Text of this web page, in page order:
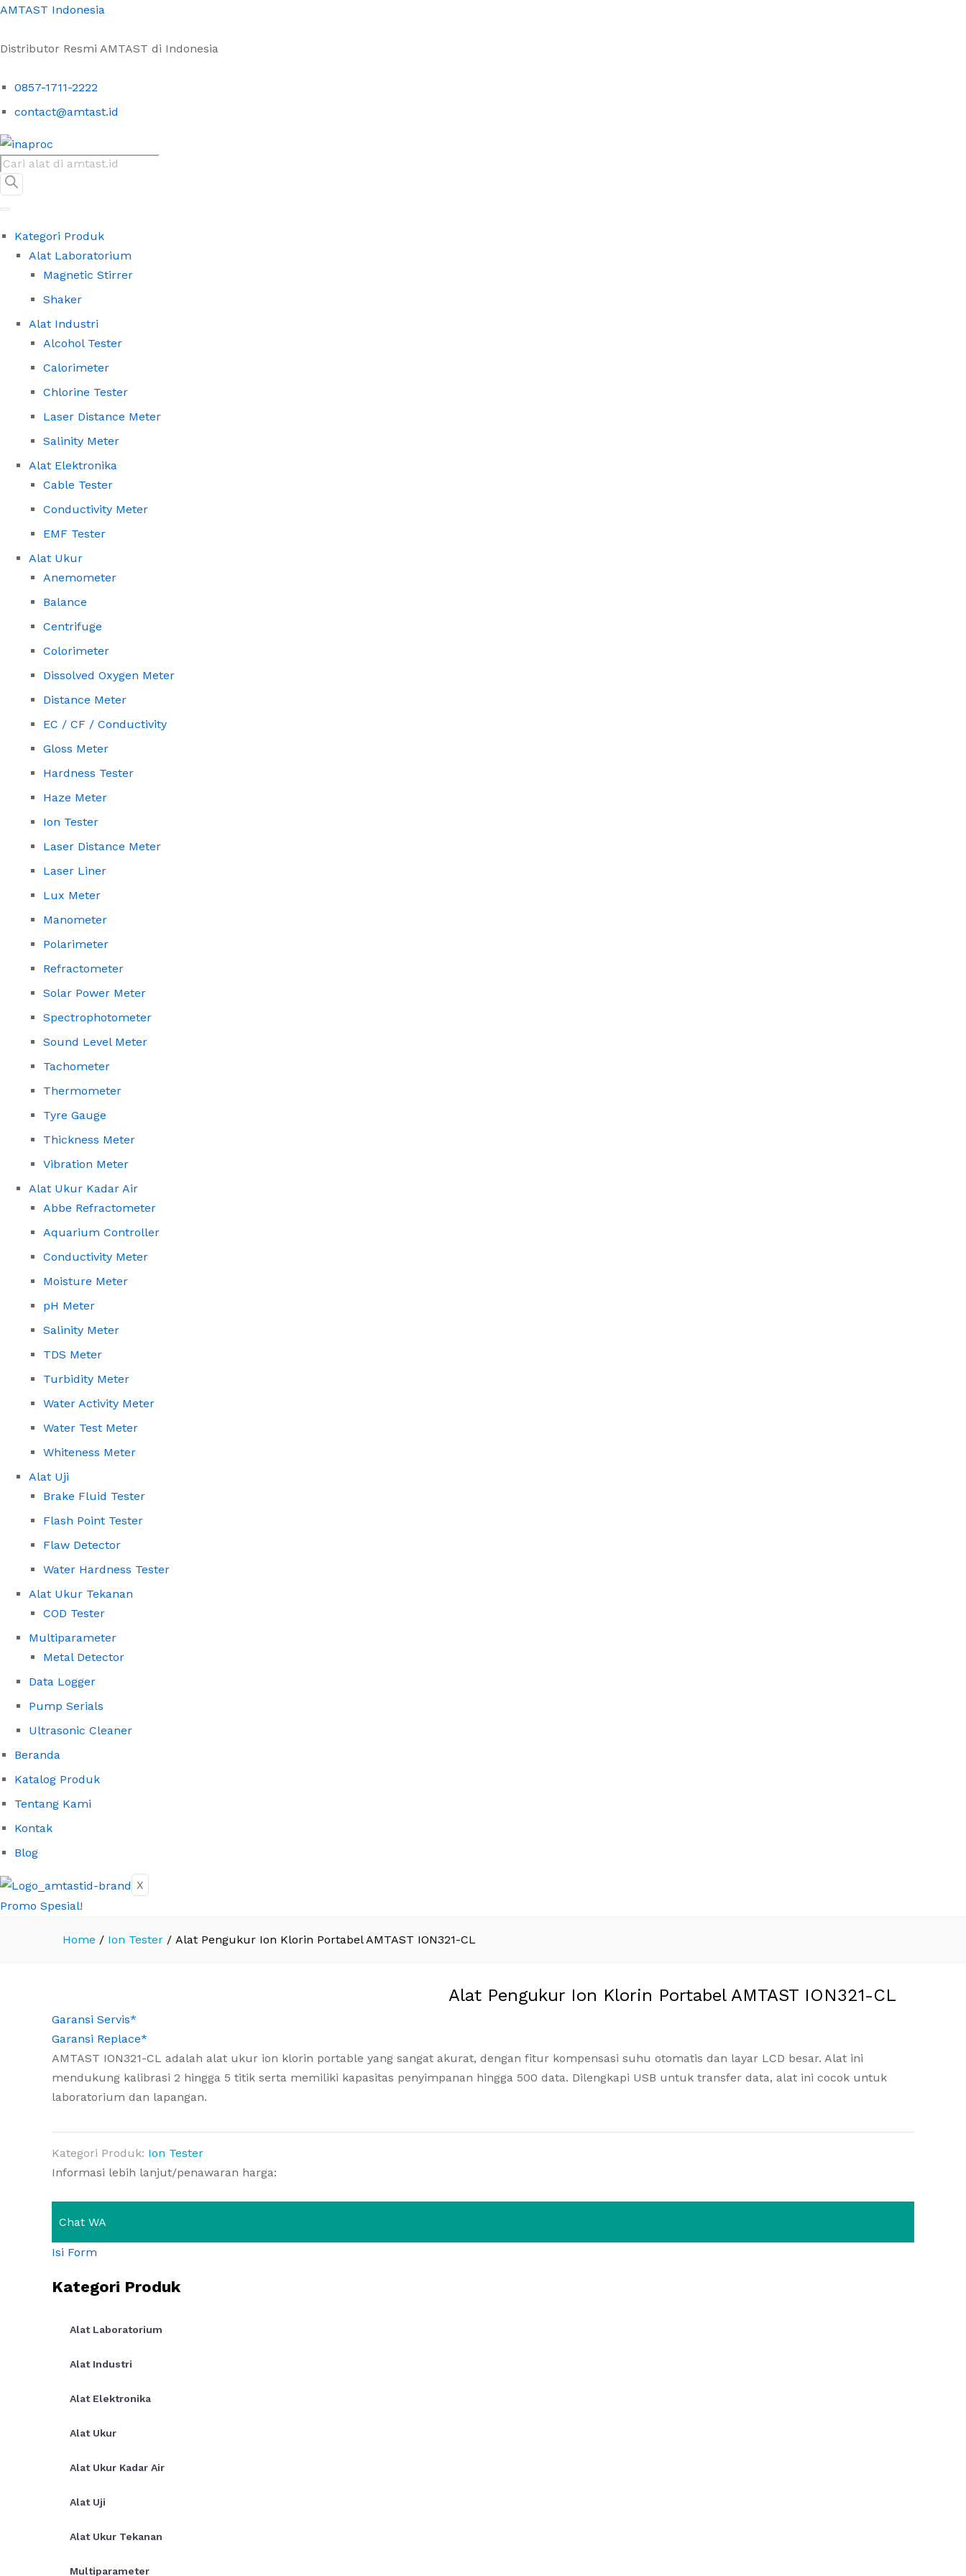
AMTAST Indonesia
Distributor Resmi AMTAST di Indonesia
0857-1711-2222
contact@amtast.id
Products
search
Kategori Produk
Alat Laboratorium
Magnetic Stirrer
Shaker
Alat Industri
Alcohol Tester
Calorimeter
Chlorine Tester
Laser Distance Meter
Salinity Meter
Alat Elektronika
Cable Tester
Conductivity Meter
EMF Tester
Alat Ukur
Anemometer
Balance
Centrifuge
Colorimeter
Dissolved Oxygen Meter
Distance Meter
EC / CF / Conductivity
Gloss Meter
Hardness Tester
Haze Meter
Ion Tester
Laser Distance Meter
Laser Liner
Lux Meter
Manometer
Polarimeter
Refractometer
Solar Power Meter
Spectrophotometer
Sound Level Meter
Tachometer
Thermometer
Tyre Gauge
Thickness Meter
Vibration Meter
Alat Ukur Kadar Air
Abbe Refractometer
Aquarium Controller
Conductivity Meter
Moisture Meter
pH Meter
Salinity Meter
TDS Meter
Turbidity Meter
Water Activity Meter
Water Test Meter
Whiteness Meter
Alat Uji
Brake Fluid Tester
Flash Point Tester
Flaw Detector
Water Hardness Tester
Alat Ukur Tekanan
COD Tester
Multiparameter
Metal Detector
Data Logger
Pump Serials
Ultrasonic Cleaner
Beranda
Katalog Produk
Tentang Kami
Kontak
Blog
X
Promo Spesial!
Home / Ion Tester / Alat Pengukur Ion Klorin Portabel AMTAST ION321-CL
Alat Pengukur Ion Klorin Portabel AMTAST ION321-CL
Garansi Servis*
Garansi Replace*
AMTAST ION321-CL adalah alat ukur ion klorin portable yang sangat akurat, dengan fitur kompensasi suhu otomatis dan layar LCD besar. Alat ini
mendukung kalibrasi 2 hingga 5 titik serta memiliki kapasitas penyimpanan hingga 500 data. Dilengkapi USB untuk transfer data, alat ini cocok untuk
laboratorium dan lapangan.
Kategori Produk: Ion Tester
Informasi lebih lanjut/penawaran harga:
Chat WA
Isi Form
Kategori Produk
Alat Laboratorium
Alat Industri
Alat Elektronika
Alat Ukur
Alat Ukur Kadar Air
Alat Uji
Alat Ukur Tekanan
Multiparameter